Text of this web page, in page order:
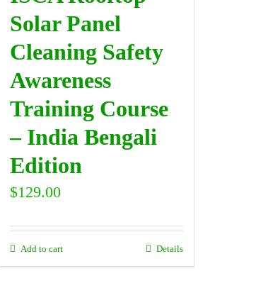
Solar Panel
Cleaning Safety
Awareness
Training Course
– India Bengali
Edition
$129.00
Add to cart Details